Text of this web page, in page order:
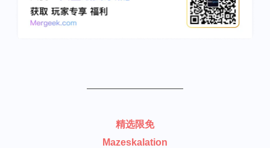
——————————
精选限免
Mazeskalation